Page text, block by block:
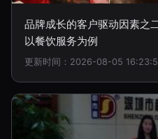
品牌成长的客户驱动因素
以餐饮服务为例
更新时间：2026-08-05